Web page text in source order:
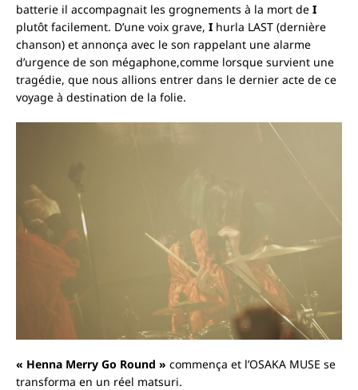
batterie il accompagnait les grognements à la mort de I
plutôt facilement. D’une voix grave, I hurla LAST (dernière
chanson) et annonça avec le son rappelant une alarme
d’urgence de son mégaphone,comme lorsque survient une
tragédie, que nous allions entrer dans le dernier acte de ce
voyage à destination de la folie.
« Henna Merry Go Round » commença et l’OSAKA MUSE se
transforma en un réel matsuri.